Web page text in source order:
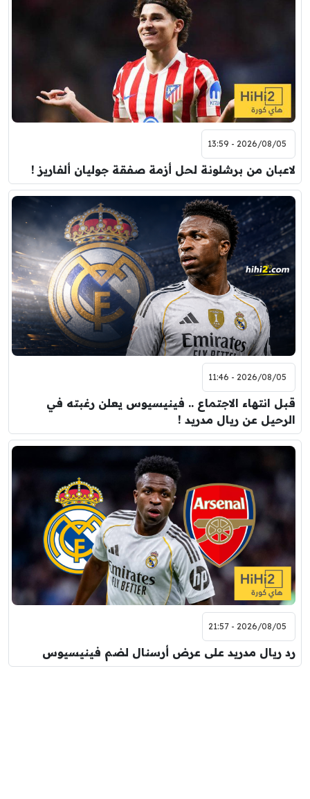
2026/08/05 - 13:59
لاعبان من برشلونة لحل أزمة صفقة جوليان ألفاريز !
2026/08/05 - 11:46
قبل انتهاء الاجتماع .. فينيسيوس يعلن رغبته في
الرحيل عن ريال مدريد !
2026/08/05 - 21:57
رد ريال مدريد على عرض أرسنال لضم فينيسيوس